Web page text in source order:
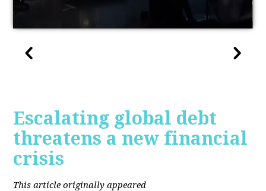
Escalating global debt
threatens a new financial
crisis
This article originally appeared